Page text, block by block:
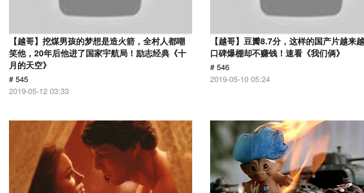
【越哥】挖煤男孩的梦想是造火箭，全村人都嘲
笑他，20年后他进了国家宇航局！励志经典《十
月的天空》
# 545
2019-05-12 03:33
【越哥】豆瓣8.7分，这样的国产片越来
口碑爆棚却不赚钱！速看《我们俩》
# 546
2019-05-10 05:24